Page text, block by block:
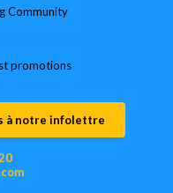
Community
promotions
à notre infolettre